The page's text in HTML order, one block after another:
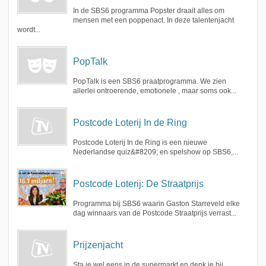
In de SBS6 programma Popster draait alles om
mensen met een poppenact. In deze talentenjacht
wordt...
PopTalk
PopTalk is een SBS6 praatprogramma. We zien
allerlei ontroerende, emotionele , maar soms ook...
Postcode Loterij In de Ring
Postcode Loterij In de Ring is een nieuwe
Nederlandse quiz&#8209; en spelshow op SBS6,...
Postcode Loterij: De Straatprijs
Programma bij SBS6 waarin Gaston Starreveld elke
dag winnaars van de Postcode Straatprijs verrast...
Prijzenjacht